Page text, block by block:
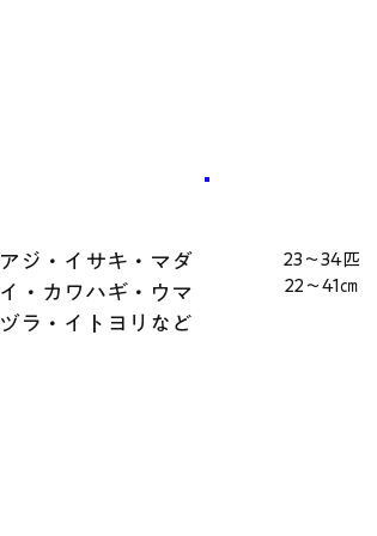
アジ・イサキ・マダ
イ・カワハギ・ウマ
ヅラ・イトヨリなど
23～34匹
22～41㎝